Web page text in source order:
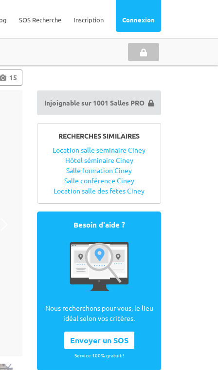
Connexion
Inscription
SOS Recherche
15
Injoignable sur 1001 Salles PRO
RECHERCHES SIMILAIRES
Location salle seminaire Ciney
Hôtel séminaire Ciney
Salle formation Ciney
Salle conférence Ciney
Location salle des fetes Ciney
Besoin d'aide ?
Nous recherchons pour vous, le lieu
idéal selon vos critères.
Envoyer un SOS
Service 100% gratuit !